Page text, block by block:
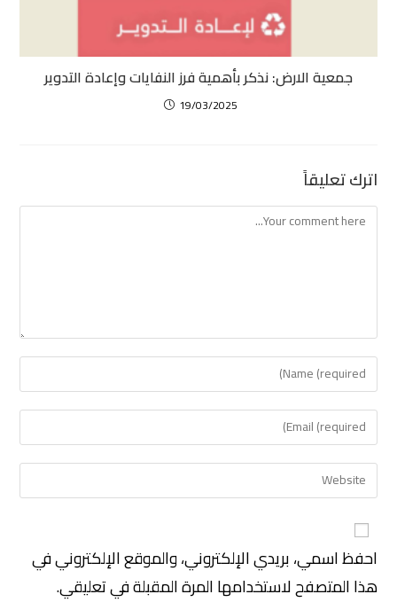
جمعية الارض: نذكر بأهمية فرز النفايات وإعادة التدوير
19/03/2025
اترك تعليقاً
احفظ اسمي، بريدي الإلكتروني، والموقع الإلكتروني في
هذا المتصفح لاستخدامها المرة المقبلة في تعليقي.